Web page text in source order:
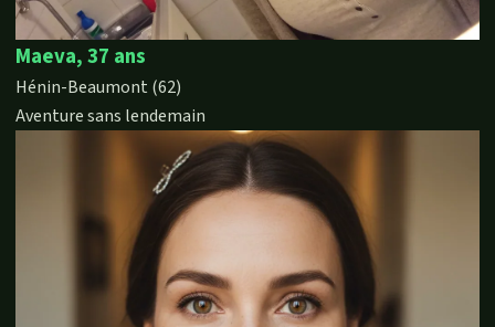
Maeva, 37 ans
Hénin-Beaumont (62)
Aventure sans lendemain